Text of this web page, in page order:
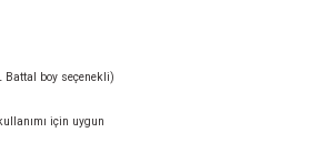
Battal boy seçenekli)
için uygun